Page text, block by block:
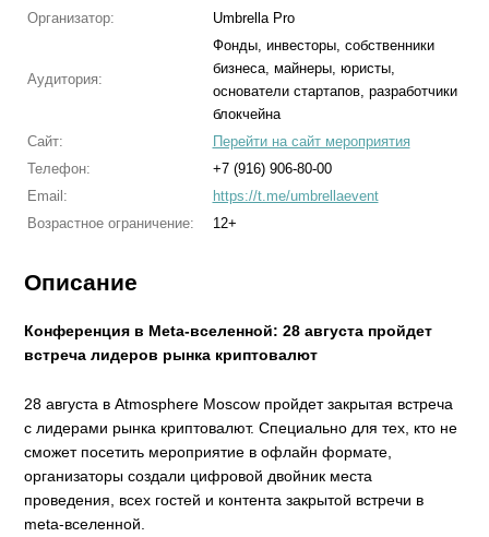
Организатор:
Umbrella Pro
Аудитория:
Фонды, инвесторы, собственники
бизнеса, майнеры, юристы,
основатели стартапов, разработчики
блокчейна
Сайт:
Перейти на сайт мероприятия
Телефон:
+7 (916) 906-80-00
Email:
https://t.me/umbrellaevent
Возрастное ограничение:
12+
Описание
Конференция в Meta-вселенной: 28 августа пройдет
встреча лидеров рынка криптовалют
28 августа в Atmosphere Moscow пройдет закрытая встреча
с лидерами рынка криптовалют. Специально для тех, кто не
сможет посетить мероприятие в офлайн формате,
организаторы создали цифровой двойник места
проведения, всех гостей и контента закрытой встречи в
meta-вселенной.